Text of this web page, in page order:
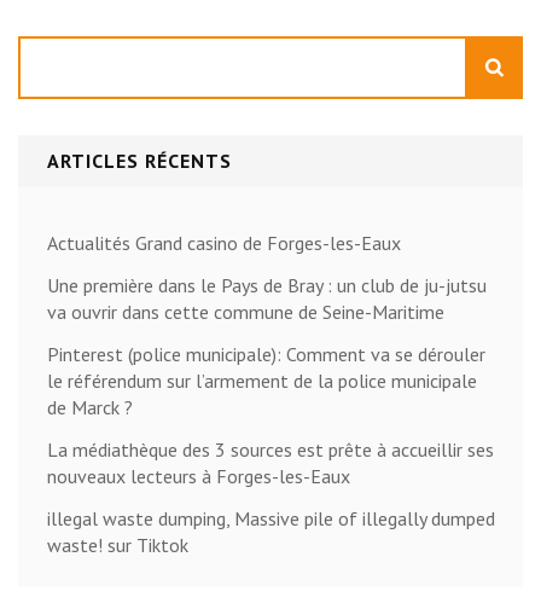
ARTICLES RÉCENTS
Actualités Grand casino de Forges-les-Eaux
Une première dans le Pays de Bray : un club de ju-jutsu
va ouvrir dans cette commune de Seine-Maritime
Pinterest (police municipale): Comment va se dérouler
le référendum sur l’armement de la police municipale
de Marck ?
La médiathèque des 3 sources est prête à accueillir ses
nouveaux lecteurs à Forges-les-Eaux
illegal waste dumping, Massive pile of illegally dumped
waste! sur Tiktok